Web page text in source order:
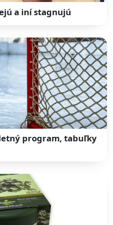
a iní stagnujú
program, tabuľky